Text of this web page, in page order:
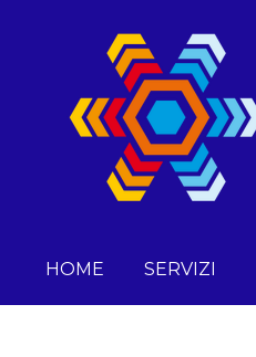
principale
HOME SERVIZI